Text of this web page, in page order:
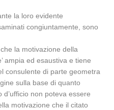
la loro evidente
congiuntamente, sono
la motivazione della
ampia ed esaustiva e tiene
consulente di parte geometra
sulla base di quanto
non poteva essere
motivazione che il citato